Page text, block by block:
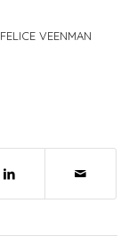
FELICE VEENMAN